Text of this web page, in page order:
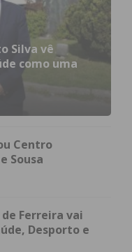
Silva vê
como uma
Centro
Sousa
de Ferreira vai
Desporto e